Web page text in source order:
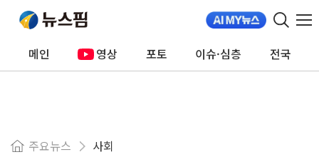
메인 영상 포토 이슈·심층 전국
주요뉴스 사회